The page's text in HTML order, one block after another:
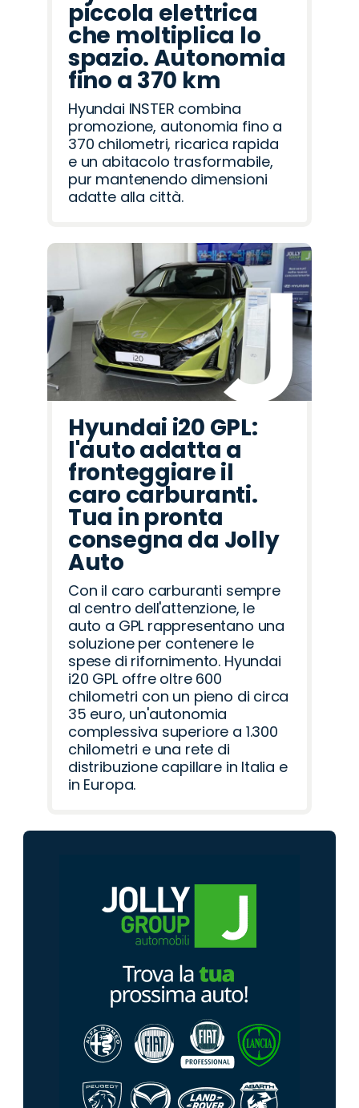
piccola elettrica
che moltiplica lo
spazio. Autonomia
fino a 370 km
Hyundai INSTER combina
promozione, autonomia fino a
370 chilometri, ricarica rapida
e un abitacolo trasformabile,
pur mantenendo dimensioni
adatte alla città.
Hyundai i20 GPL:
l'auto adatta a
fronteggiare il
caro carburanti.
Tua in pronta
consegna da Jolly
Auto
Con il caro carburanti sempre
al centro dell'attenzione, le
auto a GPL rappresentano una
soluzione per contenere le
spese di rifornimento. Hyundai
i20 GPL offre oltre 600
chilometri con un pieno di circa
35 euro, un'autonomia
complessiva superiore a 1.300
chilometri e una rete di
distribuzione capillare in Italia e
in Europa.